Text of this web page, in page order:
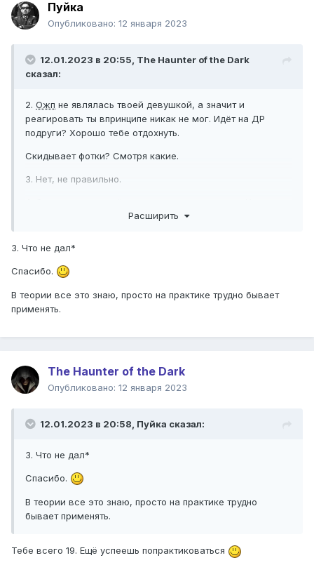
Пуйка
Опубликовано: 12 января 2023
12.01.2023 в 20:55, The Haunter of the Dark
сказал:
2. Ожп не являлась твоей девушкой, а значит и
реагировать ты впринципе никак не мог. Идёт на ДР
подруги? Хорошо тебе отдохнуть.
Скидывает фотки? Смотря какие.
3. Нет, не правильно.
всем такое общение и отношение зайдет.
расписывать.
Расширить
3. Что не дал*
Спасибо.
В теории все это знаю, просто на практике трудно бывает
применять.
The Haunter of the Dark
Опубликовано: 12 января 2023
12.01.2023 в 20:58, Пуйка сказал:
3. Что не дал*
Спасибо.
В теории все это знаю, просто на практике трудно
бывает применять.
Тебе всего 19. Ещё успеешь попрактиковаться